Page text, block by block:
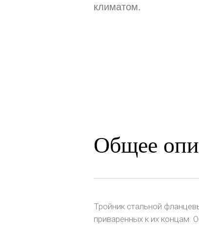
климатом.
Общее
Тройник стальной
приваренных к их концам.